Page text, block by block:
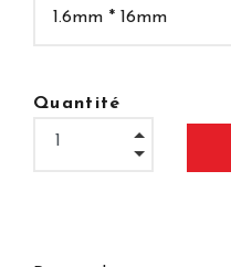
Quantité